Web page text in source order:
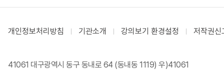
개인정보처리방침 기관소개 강의보기 환경설정 저작권신
41061 대구광역시 동구 동내로 64 (동내동 1119) 우)41061